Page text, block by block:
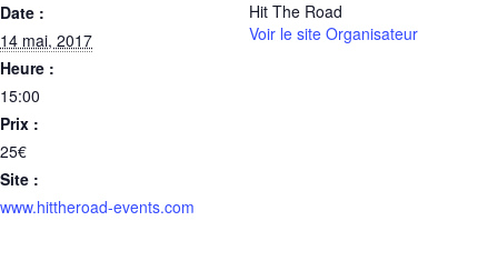
Date :
14 mai, 2017
Heure :
15:00
Prix :
25€
Site :
www.hittheroad-events.com
Hit The Road
Voir le site Organisateur